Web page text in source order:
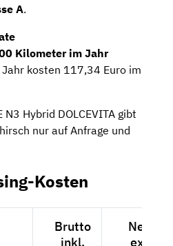
A.
Kilometer im Jahr
kosten 117,34 Euro im
Hybrid DOLCEVITA gibt
nur auf Anfrage und
Kosten
Brutto
inkl.
Netto
exkl.